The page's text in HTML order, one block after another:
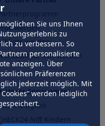
Sie uns Ihnen
zu
zu verbessern. So
personalisierte
anzeigen. Über
Präferenzen
jederzeit möglich. Mit
werden lediglich
werden
werden
werden
Unser Engagement